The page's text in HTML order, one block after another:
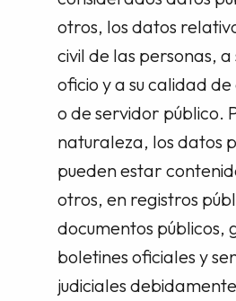
otros, los datos
civil de las personas, a
oficio y a su calidad
o de servidor público.
naturaleza, los datos
pueden estar
otros, en registros
documentos públicos,
boletines oficiales y
judiciales debidamente